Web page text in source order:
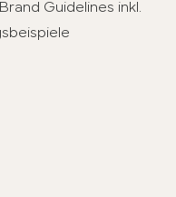
Guidelines inkl.